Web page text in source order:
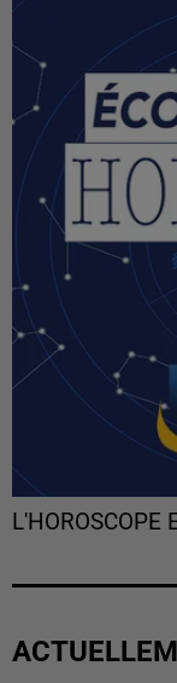
L'HOROSCOPE